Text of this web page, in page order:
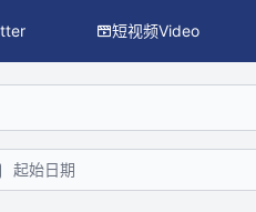
短视频Video